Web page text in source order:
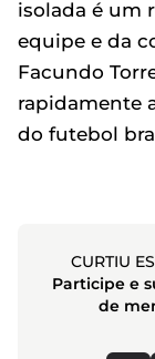
isolada é um
equipe e da
Facundo
rapidamente
do futebol
CURTIU
Participe e
de